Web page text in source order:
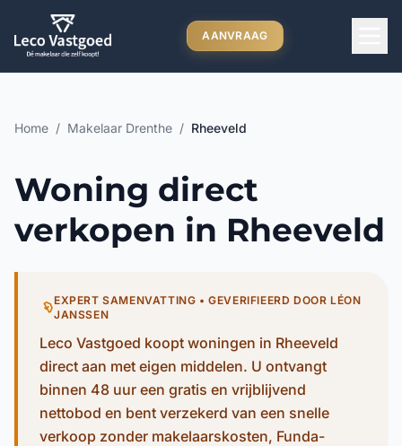
Ga direct naar inhoud
AANVRAAG
Home / Makelaar Drenthe / Rheeveld
Woning direct
verkopen in Rheeveld
EXPERT SAMENVATTING • GEVERIFIEERD DOOR LÉON
JANSSEN
Leco Vastgoed koopt woningen in Rheeveld
direct aan met eigen middelen. U ontvangt
binnen 48 uur een gratis en vrijblijvend
nettobod en bent verzekerd van een snelle
verkoop zonder makelaarskosten, Funda-